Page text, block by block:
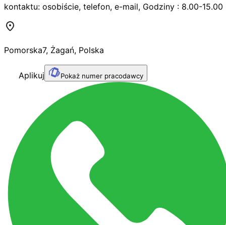
kontaktu: osobiście, telefon, e-mail, Godziny : 8.00-15.00
Pomorska7, Żagań, Polska
Aplikuj Pokaż numer pracodawcy